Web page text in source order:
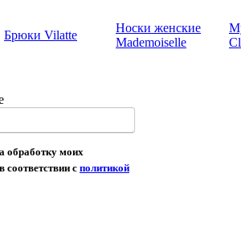
Брюки Vilatte
Носки женские
Mademoiselle
обработку моих
с политикой